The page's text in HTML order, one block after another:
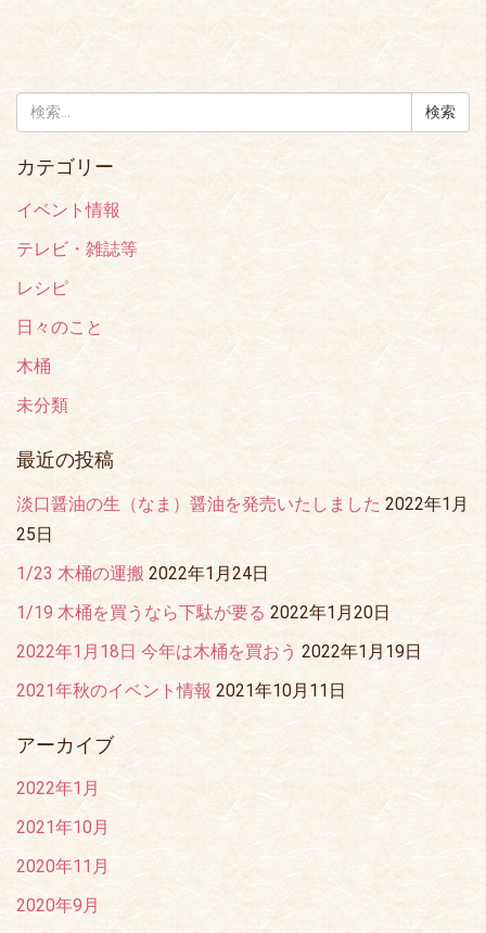
検
索:
カテゴリー
イベント情報
テレビ・雑誌等
レシピ
日々のこと
木桶
未分類
最近の投稿
淡口醤油の生（なま）醤油を発売いたしました 2022年1月
25日
1/23 木桶の運搬 2022年1月24日
1/19 木桶を買うなら下駄が要る 2022年1月20日
2022年1月18日 今年は木桶を買おう 2022年1月19日
2021年秋のイベント情報 2021年10月11日
アーカイブ
2022年1月
2021年10月
2020年11月
2020年9月